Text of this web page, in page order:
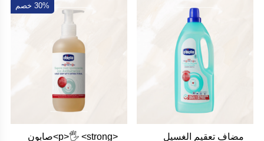
مضاف تعقيم الغسيل
30% خصم
<p>🖐️ <strong>صابون